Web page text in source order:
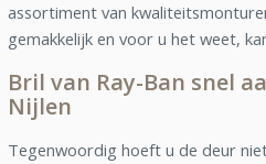
assortiment van
gemakkelijk en voor u het weet,
Bril van Ray-Ban snel
Nijlen
Tegenwoordig hoeft u de deur